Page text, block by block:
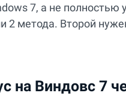
7, а не полностью
2 метода. Второй
на Виндовс 7